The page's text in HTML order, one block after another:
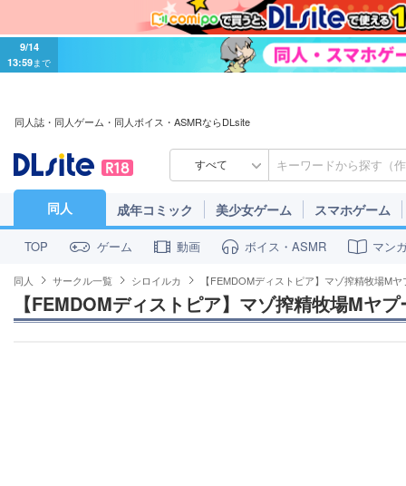
9/14
13:59まで
同人誌・同人ゲーム・同人ボイス・ASMRならDLsite
すべて
同人 成年コミック 美少女ゲーム スマホゲーム
TOP ゲーム 動画 ボイス・ASMR マン
同人 サークル一覧 シロイルカ 【FEMDOMディストピア】マゾ搾精牧場M
【FEMDOMディストピア】マゾ搾精牧場Mヤ